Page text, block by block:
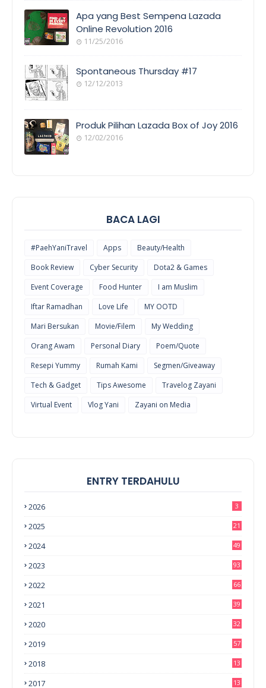
AWAM
COVERAGE
Apa yang Best Sempena Lazada
Online Revolution 2016
11/25/2016
E
Spontaneous Thursday #17
12/12/2013
Produk Pilihan Lazada Box of Joy 2016
12/02/2016
BACA LAGI
#PaehYaniTravel Apps
Beauty/Health
Book Review
Cyber Security
Dota2 & Games
Event Coverage
Food Hunter
I am Muslim
Iftar Ramadhan
Love Life
MY OOTD
Mari Bersukan
Movie/Filem
My Wedding
Orang Awam
Personal Diary
Poem/Quote
Resepi Yummy
Rumah Kami
Segmen/Giveaway
Tech & Gadget
Tips Awesome
Travelog Zayani
Virtual Event
Vlog Yani Zayani on Media
ENTRY TERDAHULU
2026 3
2025 21
2024 49
2023 93
2022 66
2021 39
2020 32
2019 57
2018
13
2017
13